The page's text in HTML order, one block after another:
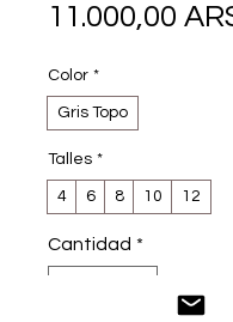
11.000,00
Color *
Gris Topo
Talles *
4 6 8 10 12
Cantidad *